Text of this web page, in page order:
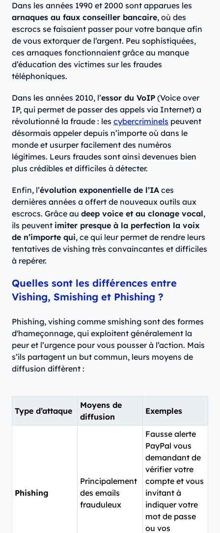
Dans les années 1990 et 2000 sont apparues les
arnaques au faux conseiller bancaire, où des
escrocs se faisaient passer pour votre banque afin
de vous extorquer de l’argent. Peu sophistiquées,
ces arnaques fonctionnaient grâce au manque
d’éducation des victimes sur les fraudes
téléphoniques.
Dans les années 2010, l’essor du VoIP (Voice over
IP, qui permet de passer des appels via Internet) a
révolutionné la fraude : les cybercriminels peuvent
désormais appeler depuis n’importe où dans le
monde et usurper facilement des numéros
légitimes. Leurs fraudes sont ainsi devenues bien
plus crédibles et difficiles à détecter.
Enfin, l’évolution exponentielle de l’IA ces
dernières années a offert de nouveaux outils aux
escrocs. Grâce au deep voice et au clonage vocal,
ils peuvent imiter presque à la perfection la voix
de n’importe qui, ce qui leur permet de rendre leurs
tentatives de vishing très convaincantes et difficiles
à repérer.
Quelles sont les différences entre
Vishing, Smishing et Phishing ?
Phishing, vishing comme smishing sont des formes
d'hameçonnage, qui exploitent généralement la
peur et l’urgence pour vous pousser à l’action. Mais
s’ils partagent un but commun, leurs moyens de
diffusion diffèrent :
Type d’attaque
Moyens de
diffusion
Exemples
Phishing
Principalement
des emails
frauduleux
Fausse alerte
PayPal vous
demandant de
vérifier votre
compte et vous
invitant à
indiquer votre
mot de passe
ou vos